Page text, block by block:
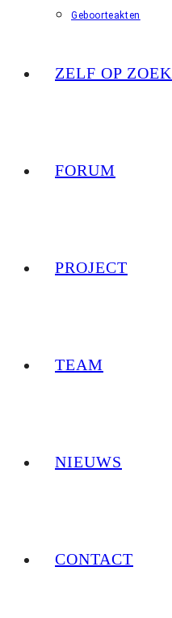
Geboorteakten
ZELF OP ZOEK
FORUM
PROJECT
TEAM
NIEUWS
CONTACT